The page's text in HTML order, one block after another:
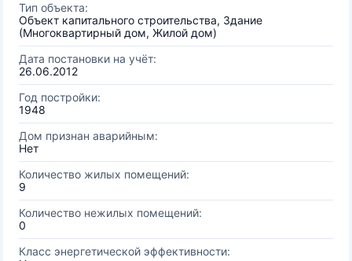
Тип объекта:
Объект капитального строительства, Здание
(Многоквартирный дом, Жилой дом)
Дата постановки на учёт:
26.06.2012
Год постройки:
1948
Дом признан аварийным:
Нет
Количество жилых помещений:
9
Количество нежилых помещений:
0
Класс энергетической эффективности: